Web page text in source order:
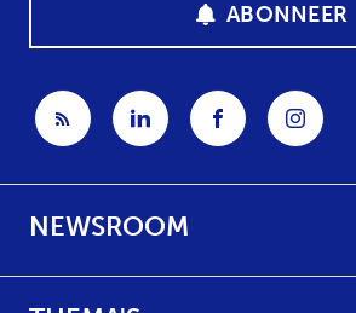
ABONNEER
NEWSROOM